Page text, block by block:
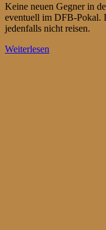
Keine neuen Gegner in
eventuell im DFB-Pokal.
jedenfalls nicht reisen.
Weiterlesen